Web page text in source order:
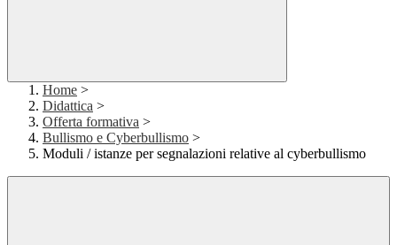
Home >
Didattica >
Offerta formativa >
Bullismo e Cyberbullismo >
Moduli / istanze per segnalazioni relative al cyberbullismo